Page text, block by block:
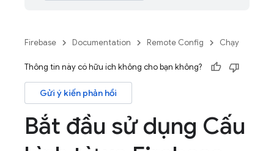
Firebase Documentation Remote Config Chạy
Thông tin này có hữu ích không cho bạn không?
Gửi ý kiến phản hồi
Bắt đầu sử dụng Cấu